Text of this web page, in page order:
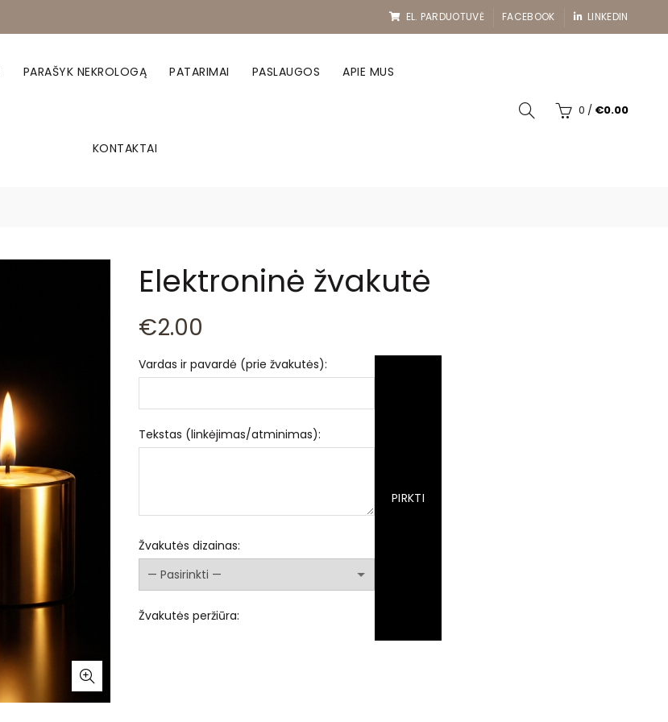
EL. PARDUOTUVĖ FACEBOOK LINKEDIN
PARAŠYK NEKROLOGĄ PATARIMAI PASLAUGOS APIE MUS
KONTAKTAI
0 / €0.00
Elektroninė žvakutė
€2.00
Vardas ir pavardė (prie žvakutės):
Tekstas (linkėjimas/atminimas):
Žvakutės dizainas:
Žvakutės peržiūra:
PIRKTI